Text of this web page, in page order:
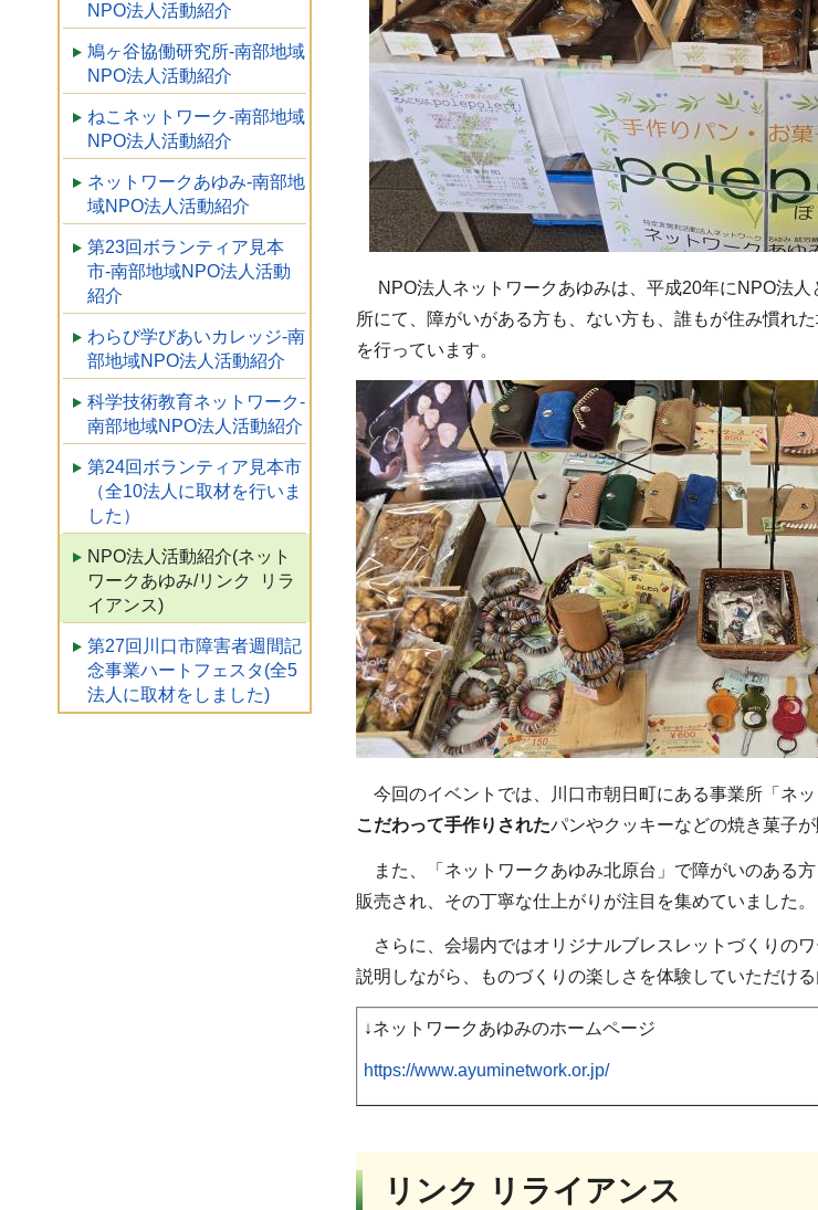
NPO法人活動紹介
鳩ヶ谷協働研究所-南部地域
NPO法人活動紹介
ねこネットワーク-南部地域
NPO法人活動紹介
ネットワークあゆみ-南部地
域NPO法人活動紹介
第23回ボランティア見本
市-南部地域NPO法人活動
紹介
わらび学びあいカレッジ-南
部地域NPO法人活動紹介
科学技術教育ネットワーク-
南部地域NPO法人活動紹介
第24回ボランティア見本市
（全10法人に取材を行いま
した）
NPO法人活動紹介(ネット
ワークあゆみ/リンク リラ
イアンス)
第27回川口市障害者週間記
念事業ハートフェスタ(全5
法人に取材をしました)
NPO法人ネットワークあゆみは、平成20年にNPO法人
所にて、障がいがある方も、ない方も、誰もが住み慣れ
を行っています。
今回のイベントでは、川口市朝日町にある事業所「ネ
こだわって手作りされたパンやクッキーなどの焼き菓子
また、「ネットワークあゆみ北原台」で障がいのある
販売され、その丁寧な仕上がりが注目を集めていました。
さらに、会場内ではオリジナルブレスレットづくりの
説明しながら、ものづくりの楽しさを体験していただける
↓ネットワークあゆみのホームページ
https://www.ayuminetwork.or.jp/
リンク リライアンス